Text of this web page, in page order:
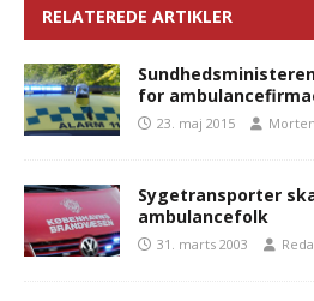
RELATEREDE ARTIKLER
for
23. maj 2015
Sygetransporter
ambulancefolk
31. marts 2003